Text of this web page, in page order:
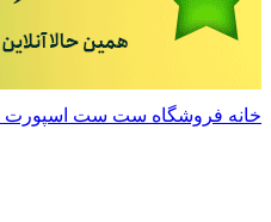
خانه فروشگاه ست ست اسپورت